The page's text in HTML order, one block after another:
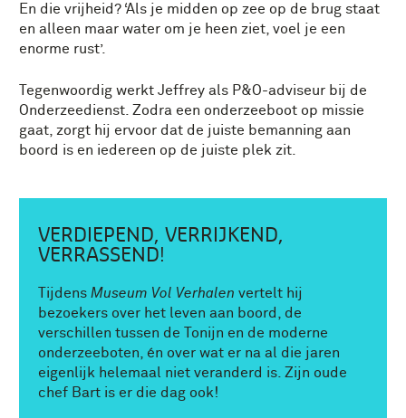
En die vrijheid? ‘Als je midden op zee op de brug staat
en alleen maar water om je heen ziet, voel je een
enorme rust’.
Tegenwoordig werkt Jeffrey als P&O-adviseur bij de
Onderzeedienst. Zodra een onderzeeboot op missie
gaat, zorgt hij ervoor dat de juiste bemanning aan
boord is en iedereen op de juiste plek zit.
VERDIEPEND, VERRIJKEND,
VERRASSEND!
Tijdens Museum Vol Verhalen vertelt hij
bezoekers over het leven aan boord, de
verschillen tussen de Tonijn en de moderne
onderzeeboten, én over wat er na al die jaren
eigenlijk helemaal niet veranderd is. Zijn oude
chef Bart is er die dag ook!